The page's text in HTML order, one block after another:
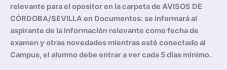
relevante para el opositor en la carpeta de AVISOS DE
CÓRDOBA/SEVILLA en Documentos: se informará al
aspirante de la información relevante como fecha de
examen y otras novedades mientras esté conectado al
Campus, el alumno debe entrar a ver cada 5 días mínimo.